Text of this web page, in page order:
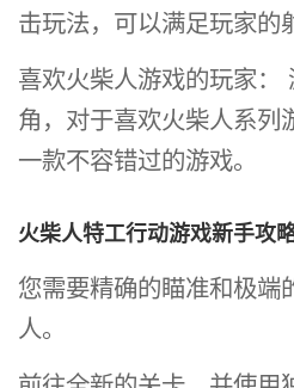
击玩法，可以满足玩家的
喜欢火柴人游戏的玩家：
角，对于喜欢火柴人系列
一款不容错过的游戏。
火柴人特工行动游戏新手攻
您需要精确的瞄准和极端
人。